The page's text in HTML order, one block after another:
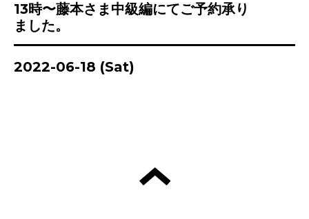
13時〜藤本さま中級編にてご予約承り
ました。
2022-06-18 (Sat)